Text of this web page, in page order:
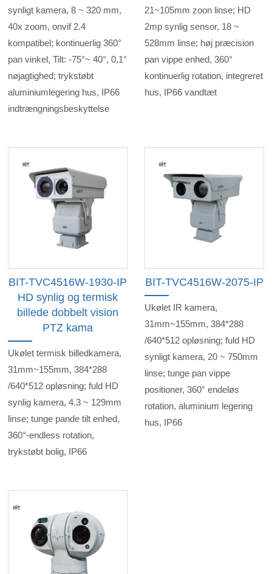
synligt kamera, 8 ~ 320 mm,
40x zoom, onvif 2.4
kompatibel; kontinuerlig 360°
pan vinkel, Tilt: -75°~ 40°, 0,1°
nøjagtighed; trykstøbt
aluminiumlegering hus, IP66
indtrængningsbeskyttelse
21~105mm zoon linse; HD
2mp synlig sensor, 18 ~
528mm linse; høj præcision
pan vippe enhed, 360°
kontinuerlig rotation, integreret
hus, IP66 vandtæt
BIT-TVC4516W-1930-IP
HD synlig og termisk
billede dobbelt vision
PTZ kama
Ukølet termisk billedkamera,
31mm~155mm, 384*288
/640*512 opløsning; fuld HD
synlig kamera, 4.3 ~ 129mm
linse; tunge pande tilt enhed,
360°-endless rotation,
trykstøbt bolig, IP66
BIT-TVC4516W-2075-IP
Ukølet IR kamera,
31mm~155mm, 384*288
/640*512 opløsning; fuld HD
synligt kamera, 20 ~ 750mm
linse; tunge pan vippe
positioner, 360° endeløs
rotation, aluminium legering
hus, IP66